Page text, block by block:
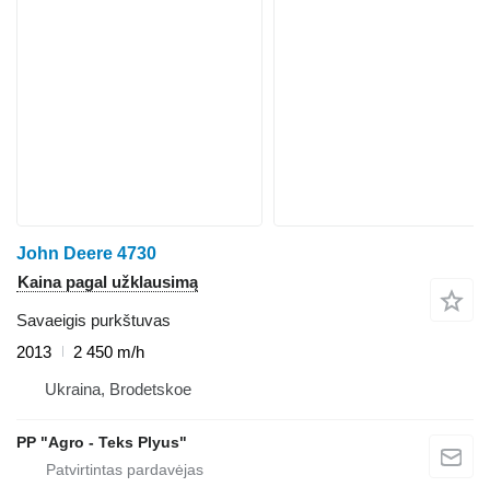
John Deere 4730
Kaina pagal užklausimą
Savaeigis purkštuvas
2013
2 450 m/h
Ukraina, Brodetskoe
PP "Agro - Teks Plyus"